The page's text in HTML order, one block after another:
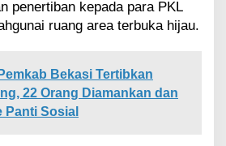
penertiban kepada para PKL
ruang area terbuka hijau.
Pemkab Bekasi Tertibkan
22 Orang Diamankan dan
Sosial